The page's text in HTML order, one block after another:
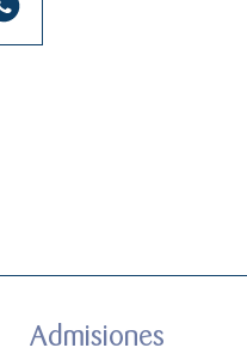
Admisiones